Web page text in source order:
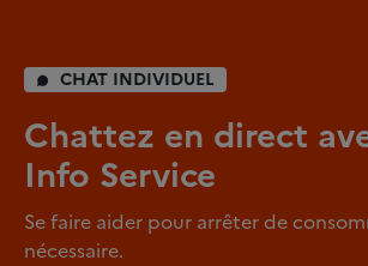
CHAT INDIVIDUEL
Chattez en direct
Info Service
Se faire aider pour arrêter de
nécessaire.